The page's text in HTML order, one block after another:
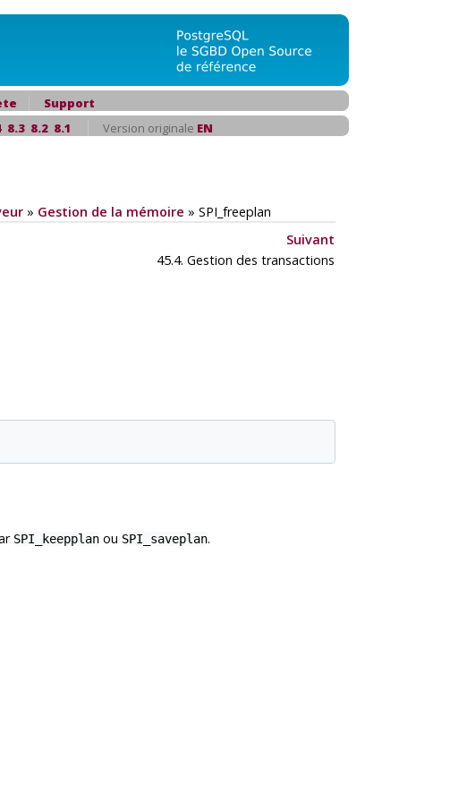
Support
8.3 8.2 8.1 Version originale EN
» Gestion de la mémoire » SPI_freeplan
Suivant
45.4. Gestion des transactions
SPI_keepplan ou SPI_saveplan.